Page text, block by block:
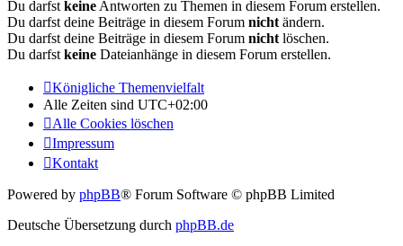
Du darfst keine Antworten zu Themen in diesem Forum erstellen.
Du darfst deine Beiträge in diesem Forum nicht ändern.
Du darfst deine Beiträge in diesem Forum nicht löschen.
Du darfst keine Dateianhänge in diesem Forum erstellen.
Königliche Themenvielfalt
Alle Zeiten sind UTC+02:00
Alle Cookies löschen
Impressum
Kontakt
Powered by phpBB® Forum Software © phpBB Limited
Deutsche Übersetzung durch phpBB.de